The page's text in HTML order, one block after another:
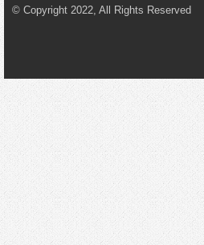
© Copyright 2022, All Rights Reserved